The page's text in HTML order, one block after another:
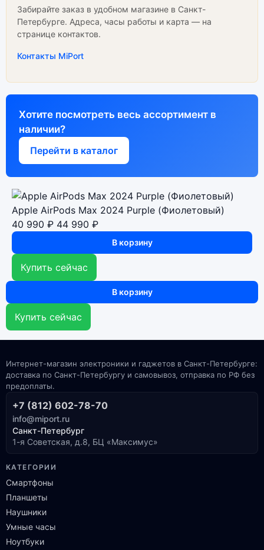
Забирайте заказ в удобном магазине в Санкт-
Петербурге. Адреса, часы работы и карта — на
странице контактов.
Контакты MiPort
Хотите посмотреть весь ассортимент в
наличии?
Перейти в каталог
Apple AirPods Max 2024 Purple (Фиолетовый)
40 990 ₽ 44 990 ₽
В корзину
Купить сейчас
В корзину
Купить сейчас
Интернет-магазин электроники и гаджетов в Санкт-Петербурге:
доставка по Санкт-Петербургу и самовывоз, отправка по РФ без
предоплаты.
+7 (812) 602-78-70
info@miport.ru
Санкт-Петербург
1-я Советская, д.8, БЦ «Максимус»
КАТЕГОРИИ
Смартфоны
Планшеты
Наушники
Умные часы
Ноутбуки